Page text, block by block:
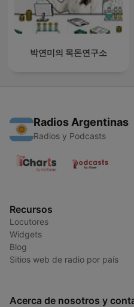
박연미의 목돈연구소
Radios Argentinas
Radios y Podcasts
Recursos
Locutores
Widgets
Blog
Sitios web de radio por país
Acerca de nosotros y